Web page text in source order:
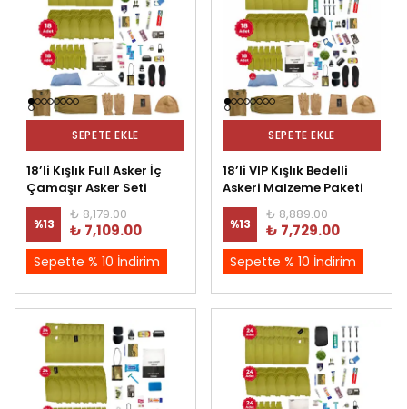
SEPETE EKLE
18’li Kışlık Full Asker İç
Çamaşır Asker Seti
%13
₺ 8,179.00
₺ 7,109.00
Sepette % 10 İndirim
SEPETE EKLE
18’li VIP Kışlık Bedelli
Askeri Malzeme Paketi
%13
₺ 8,889.00
₺ 7,729.00
Sepette % 10 İndirim